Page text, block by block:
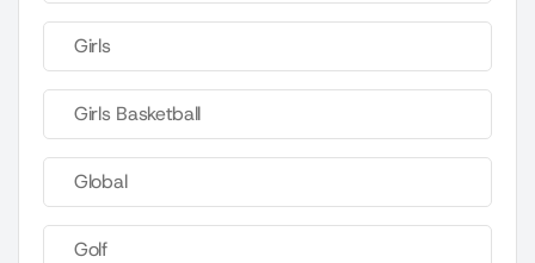
Girls
Girls Basketball
Global
Golf